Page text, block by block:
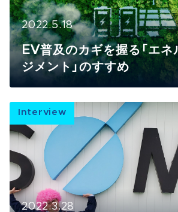
2022.5.18
EV普及のカギを握る「エネ
ジメント」のすすめ
Interview
2022.3.28